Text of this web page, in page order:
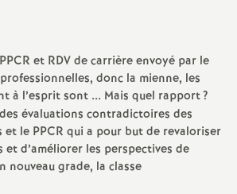
a
t
i
et RDV de carrière envoyé par le
donc la mienne, les
à l’esprit sont ... Mais quel rapport?
évaluations contradictoires des
le PPCR qui a pour but de revaloriser
d’améliorer les perspectives de
nouveau grade, la classe